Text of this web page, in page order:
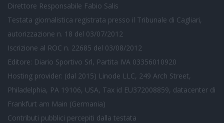
Direttore Responsabile Fabio Salis
Testata giornalistica registrata presso il Tribunale di Cagliari,
autorizzazione n. 18 del 03/07/2012
Iscrizione al ROC n. 22685 del 03/08/2012
Editore: Diario Sportivo Srl, Partita IVA 03356010920
Hosting provider: (dal 2015) Linode LLC, 249 Arch Street,
Philadelphia, PA 19106, USA, Tax id EU372008859, datacenter di
Frankfurt am Main (Germania)
Contributi pubblici percepiti dalla testata